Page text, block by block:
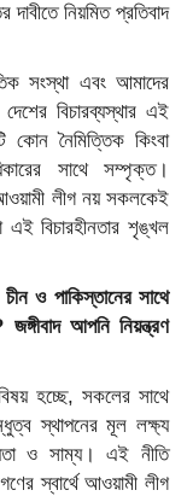
দাবীতে নিয়মিত প্রতিবাদ
সংস্থা এবং আমাদের
বিচারব্যস্থার এই
কোন নৈমিত্তিক কিংবা
সাথে সম্পৃক্ত।
লীগ নয় সকলকেই
বিচারহীনতার শৃঙ্খল
ও পাকিস্তানের সাথে
আপনি নিয়ন্ত্রণ
হচ্ছে, সকলের সাথে
স্থাপনের মূল লক্ষ্য
ও সাম্য। এই নীতি
স্বার্থে আওয়ামী লীগ